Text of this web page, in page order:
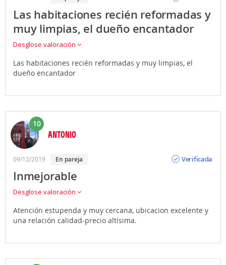
Las habitaciones recién reformadas y
muy limpias, el dueño encantador
Desglose valoración
Las habitaciones recién reformadas y muy limpias, el
dueño encantador
10
ANTONIO
09/12/2019 En pareja
Verificada
Inmejorable
Desglose valoración
Atención estupenda y muy cercana, ubicacion excelente y
una relación calidad-precio altísima.